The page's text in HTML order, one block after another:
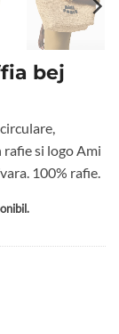
bej
si logo Ami
100% rafie.